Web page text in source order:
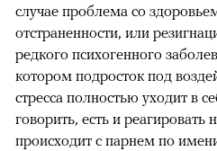
случае проблема со
отстраненности, или
редкого психогенного
котором подросток под
стресса полностью уходит в
говорить, есть и
происходит с парнем по